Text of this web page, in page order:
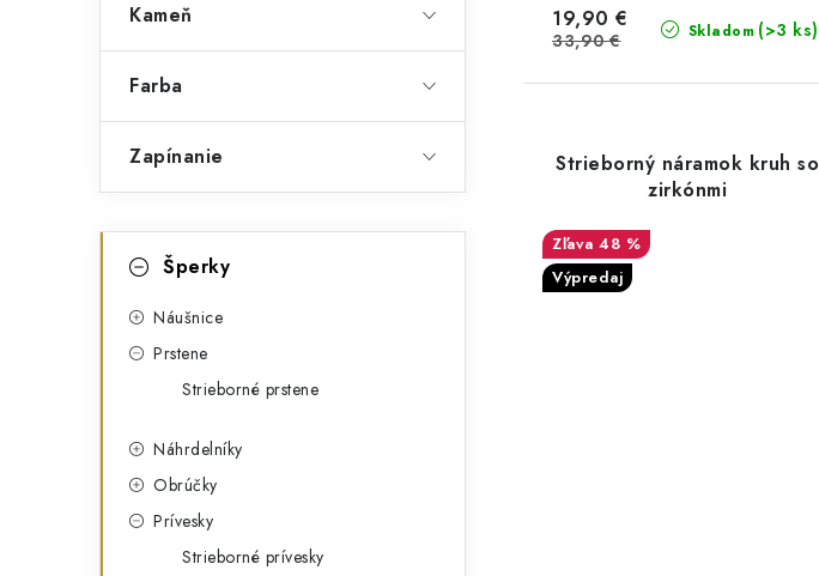
Kameň
Farba
Zapínanie
kategórieŠperky
Náušnice
Prstene
Strieborné prstene
Náhrdelníky
Obrúčky
Prívesky
Strieborné prívesky
Skladom (>3 ks)
19,90 €
33,90 €
Strieborný náramok kruh so
zirkónmi
48 %
Výpredaj